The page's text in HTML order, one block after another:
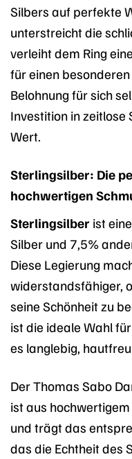
Silbers auf perfekte
unterstreicht die
verleiht dem Ring
für einen
Belohnung für sich
Investition in zeitlose
Wert.
Sterlingsilber: Die
hochwertigen
Sterlingsilber ist
Silber und 7,5%
Diese Legierung
widerstandsfähiger,
seine Schönheit zu
ist die ideale Wahl
es langlebig,
Der Thomas Sabo
ist aus
und trägt das
das die Echtheit des